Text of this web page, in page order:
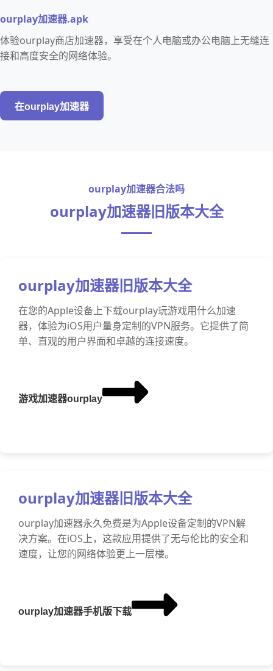
ourplay加速器.apk
体验ourplay商店加速器，享受在个人电脑或办公电脑上无缝连
接和高度安全的网络体验。
在ourplay加速器
ourplay加速器合法吗
ourplay加速器旧版本大全
ourplay加速器旧版本大全
在您的Apple设备上下载ourplay玩游戏用什么加速
器，体验为iOS用户量身定制的VPN服务。它提供了简
单、直观的用户界面和卓越的连接速度。
游戏加速器ourplay
ourplay加速器旧版本大全
ourplay加速器永久免费是为Apple设备定制的VPN解
决方案。在iOS上，这款应用提供了无与伦比的安全和
速度，让您的网络体验更上一层楼。
ourplay加速器手机版下载